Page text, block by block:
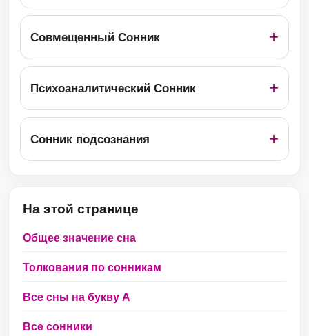
Совмещенный Сонник
Психоаналитический Сонник
Сонник подсознания
На этой странице
Общее значение сна
Толкования по сонникам
Все сны на букву А
Все сонники